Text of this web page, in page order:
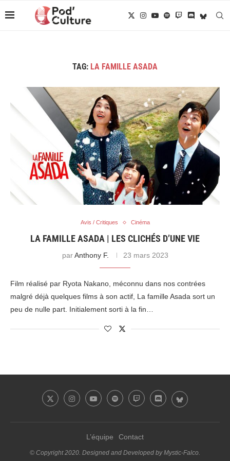
TAG: LA FAMILLE ASADA
Avis / Critiques Cinéma
LA FAMILLE ASADA | LES CLICHÉS D’UNE VIE
parAnthony F. 23 mars 2023
Film réalisé par Ryota Nakano, méconnu dans nos contrées
malgré déjà quelques films à son actif, La famille Asada sort un
peu de nulle part. Initialement sorti à la fin…
L’équipe Contact
© Copyright 2020. Designed and Developed by Mystic-Falco.